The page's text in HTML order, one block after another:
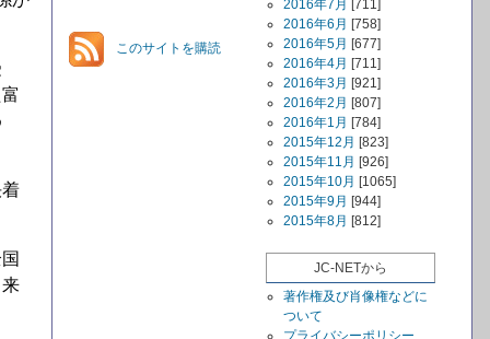
このサイトを購読
2016年7月 [711]
2016年6月 [758]
2016年5月 [677]
2016年4月 [711]
2016年3月 [921]
2016年2月 [807]
2016年1月 [784]
2015年12月 [823]
2015年11月 [926]
2015年10月 [1065]
2015年9月 [944]
2015年8月 [812]
JC-NETから
著作権及び肖像権などに
ついて
プライバシーポリシー